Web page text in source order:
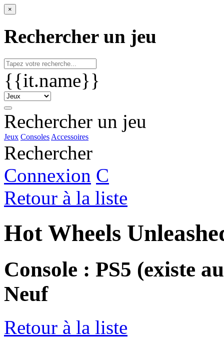
×
Rechercher un jeu
{{it.name}}
Rechercher un jeu
Jeux Consoles Accessoires
Rechercher
Connexion C
Retour à la liste
Hot Wheels
Console : PS5 (existe
Neuf
Retour à la liste